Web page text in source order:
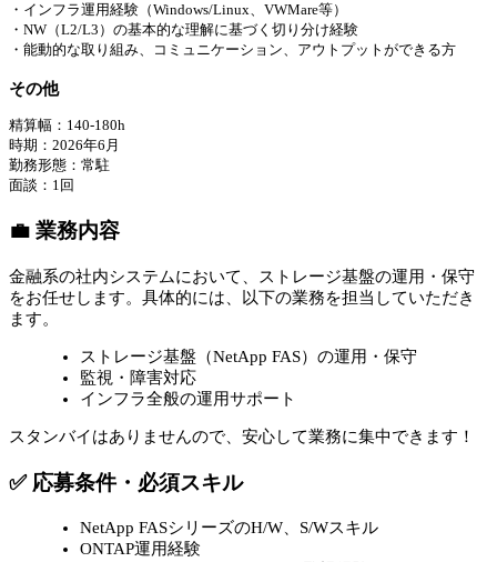
・インフラ運用経験（Windows/Linux、VWMare等）
・NW（L2/L3）の基本的な理解に基づく切り分け経験
・能動的な取り組み、コミュニケーション、アウトプットができる方
その他
精算幅：140-180h
時期：2026年6月
勤務形態：常駐
⾯談：1回
💼 業務内容
金融系の社内システムにおいて、ストレージ基盤の運用・保守
をお任せします。具体的には、以下の業務を担当していただき
ます。
ストレージ基盤（NetApp FAS）の運用・保守
監視・障害対応
インフラ全般の運用サポート
スタンバイはありませんので、安心して業務に集中できます！
✅ 応募条件・必須スキル
NetApp FASシリーズのH/W、S/Wスキル
ONTAP運用経験